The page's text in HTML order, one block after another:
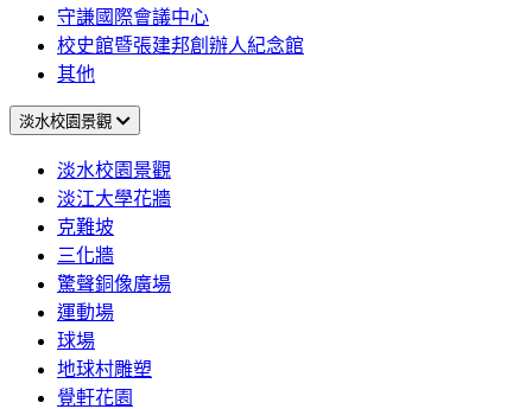
守謙國際會議中心
校史館暨張建邦創辦人紀念館
其他
淡水校園景觀
淡水校園景觀
淡江大學花牆
克難坡
三化牆
驚聲銅像廣場
運動場
球場
地球村雕塑
覺軒花園